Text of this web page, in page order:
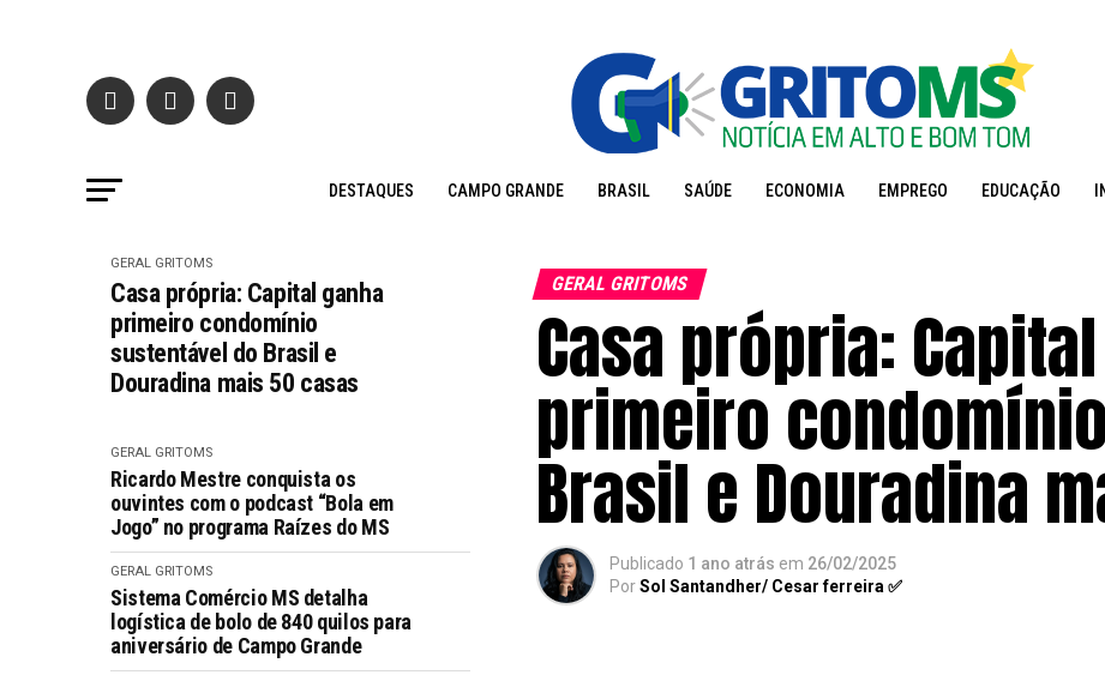
DESTAQUES CAMPO GRANDE BRASIL SAÚDE ECONOMIA EMPREGO EDUCAÇÃO
GERAL GRITOMS
Casa própria: Capital ganha
primeiro condomínio
sustentável do Brasil e
Douradina mais 50 casas
GERAL GRITOMS
Ricardo Mestre conquista os
ouvintes com o podcast “Bola em
Jogo” no programa Raízes do MS
GERAL GRITOMS
Sistema Comércio MS detalha
logística de bolo de 840 quilos para
aniversário de Campo Grande
GERAL GRITOMS
Casa própria:
primeiro
Brasil e Douradina
Publicado 1 ano atrás em 26/02/2025
PorSol Santandher/ Cesar ferreira ✅